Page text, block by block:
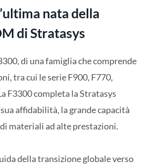
nata della
di Stratasys
di una famiglia che comprende
tra cui le serie F900, F770,
F3300 completa la Stratasys
affidabilità, la grande capacità
di materiali ad alte prestazioni.
della transizione globale verso